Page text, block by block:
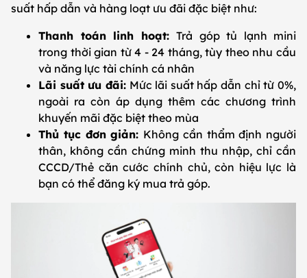
suất hấp dẫn và hàng loạt ưu đãi đặc biệt như:
Thanh toán linh hoạt: Trả góp tủ lạnh mini
trong thời gian từ 4 - 24 tháng, tùy theo nhu cầu
và năng lực tài chính cá nhân
Lãi suất ưu đãi:Mức lãi suất hấp dẫn chỉ từ 0%,
ngoài ra còn áp dụng thêm các chương trình
khuyến mãi đặc biệt theo mùa
Thủ tục đơn giản: Không cần thẩm định người
thân, không cần chứng minh thu nhập, chỉ cần
CCCD/Thẻ căn cước chính chủ, còn hiệu lực là
bạn có thể đăng ký mua trả góp.